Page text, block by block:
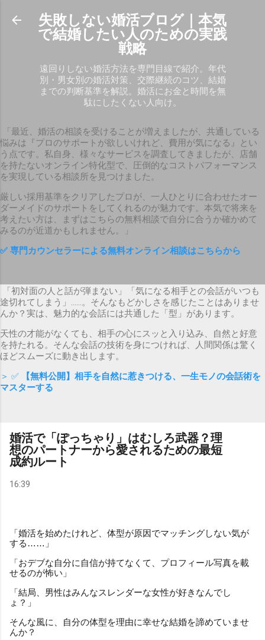
スキップしてメイン コンテンツに移動
失敗しない婚活ブログ｜本気
で結婚したい人のための実践
戦略
遠回りしない婚活方法を専門目線で紹介。年代
別・男女別の婚活対策、交際継続のコツ、結婚
までの判断基準を解説。婚活にお金と時間を無
駄にしたくない人向け。
「最近、婚活の相談を受けることが増えましたが、共通している
悩みは『プロのサポートが欲しいけれど、費用が気になる』とい
う点です。私自身、様々なサービスを調査してきましたが、店舗
を持たないオンライン特化型で、圧倒的なコストパフォーマンス
を実現している相談所を見つけました。
厳しい採用基準をクリアしたプロが、一人ひとりに合わせたオー
ダーメイドのサポートをしてくれるのが魅力です。本気で将来を
考えたい方は、まずはこちらの無料相談で自分に合うか確かめて
みるのが近道かもしれません。」
✅ 専門カウンセラーによる無料オンライン相談はこちらから
「初対面の人と話が弾まない」「気になる相手との会話がいつも
途切れてしまう」……。そんなもどかしさを感じたことはありませ
んか？実は、魅力的な会話には共通した「型」があります。
天性の才能がなくても、相手の心にスッと入り込み、自然と好意
を持たれる。そんな会話の技術を身につければ、人間関係は驚く
ほどスムーズに動き出します。
＞ ✅
【無料公開】相手を自然に惹きつける、一生モノの会話術を
マスターする
婚活で「ぽっちゃり」はむしろ武器？理
想のパートナーから愛されるための最短
成約ルート
16:39
「婚活を始めたけれど、体型が原因でマッチングしない気が
する……」
「おデブな自分に自信が持てなくて、プロフィール写真を載
せるのが怖い」
「結局、男性はみんなスレンダーな女性が好きなんでし
ょ？」
そんな風に、自分の体型を理由に幸せな結婚を諦めていませ
んか？